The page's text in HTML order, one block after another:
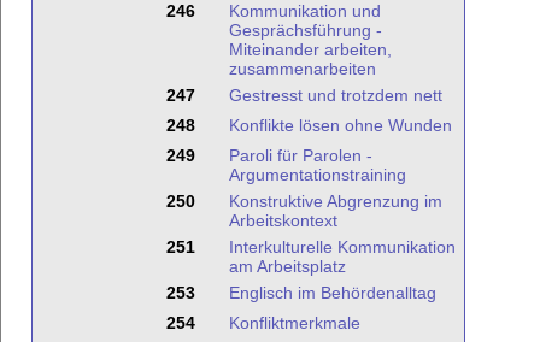
246
Kommunikation und
Gesprächsführung -
Miteinander arbeiten,
zusammenarbeiten
247
Gestresst und trotzdem nett
248
Konflikte lösen ohne Wunden
249
Paroli für Parolen -
Argumentationstraining
250
Konstruktive Abgrenzung im
Arbeitskontext
251
Interkulturelle Kommunikation
am Arbeitsplatz
253
Englisch im Behördenalltag
254
Konfliktmerkmale